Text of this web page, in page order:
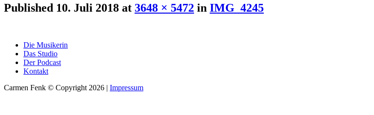
Published 10. Juli 2018 at 3648 × 5472 in IMG_4245
Die Musikerin
Das Studio
Der Podcast
Kontakt
Carmen Fenk © Copyright 2026 | Impressum